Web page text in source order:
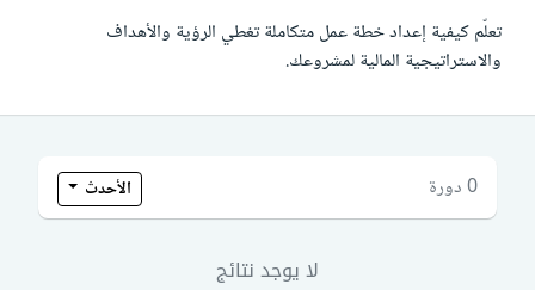
تعلّم كيفية إعداد خطة عمل متكاملة تغطي الرؤية والأهداف
والاستراتيجية المالية لمشروعك.
0 دورة الأحدث
لا يوجد نتائج